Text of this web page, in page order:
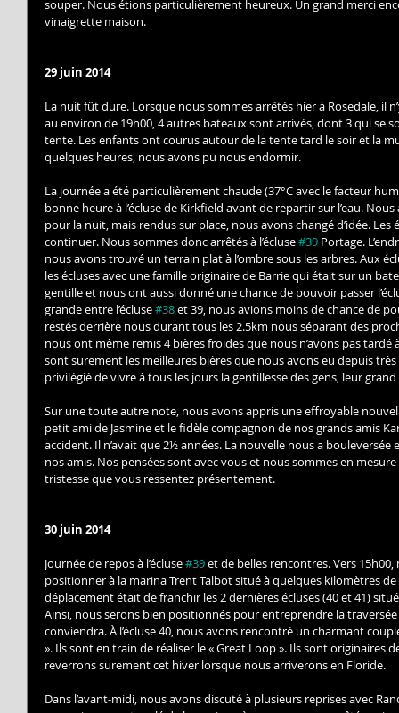
souper. Nous étions particulièrement heureux. Un grand merci
vinaigrette maison.
29 juin 2014
La nuit fût dure. Lorsque nous sommes arrêtés hier à Rosedale, il
au environ de 19h00, 4 autres bateaux sont arrivés, dont 3 qui se
tente. Les enfants ont courus autour de la tente tard le soir et la
quelques heures, nous avons pu nous endormir.
La journée a été particulièrement chaude (37°C avec le facteur
bonne heure à l’écluse de Kirkfield avant de repartir sur l’eau.
pour la nuit, mais rendus sur place, nous avons changé d’idée.
continuer. Nous sommes donc arrêtés à l’écluse #39 Portage.
nous avons trouvé un terrain plat à l’ombre sous les arbres. Aux
les écluses avec une famille originaire de Barrie qui était sur un
gentille et nous ont aussi donné une chance de pouvoir passer
grande entre l’écluse #38 et 39, nous avions moins de chance de
restés derrière nous durant tous les 2.5km nous séparant des
nous ont même remis 4 bières froides que nous n’avons pas
sont surement les meilleures bières que nous avons eu depuis
privilégié de vivre à tous les jours la gentillesse des gens, leur
Sur une toute autre note, nous avons appris une effroyable
petit ami de Jasmine et le fidèle compagnon de nos grands amis
accident. Il n’avait que 2½ années. La nouvelle nous a
nos amis. Nos pensées sont avec vous et nous sommes en
tristesse que vous ressentez présentement.
30 juin 2014
Journée de repos à l’écluse #39 et de belles rencontres. Vers
positionner à la marina Trent Talbot situé à quelques kilomètres de
déplacement était de franchir les 2 dernières écluses (40 et 41)
Ainsi, nous serons bien positionnés pour entreprendre la
conviendra. À l’écluse 40, nous avons rencontré un charmant
». Ils sont en train de réaliser le « Great Loop ». Ils sont originaires
reverrons surement cet hiver lorsque nous arriverons en Floride.
Dans l’avant-midi, nous avons discuté à plusieurs reprises avec